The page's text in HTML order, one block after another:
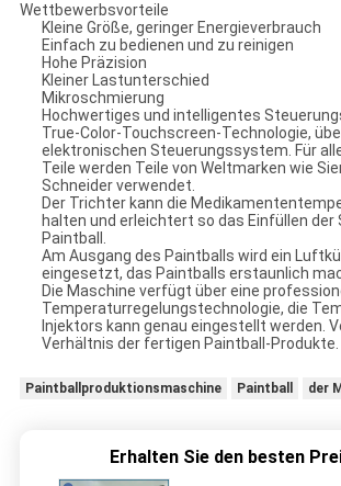
Wettbewerbsvorteile
Kleine Größe, geringer Energieverbrauch
Einfach zu bedienen und zu reinigen
Hohe Präzision
Kleiner Lastunterschied
Mikroschmierung
Hochwertiges und intelligentes
True-Color-Touchscreen-Technologie,
elektronischen Steuerungssystem. Für
Teile werden Teile von Weltmarken wie
Schneider verwendet.
Der Trichter kann die
halten und erleichtert so das Einfüllen der
Paintball.
Am Ausgang des Paintballs wird ein
eingesetzt, das Paintballs erstaunlich
Die Maschine verfügt über eine
Temperaturregelungstechnologie, die
Injektors kann genau eingestellt werden.
Verhältnis der fertigen Paintball-Produkte.
Paintballproduktionsmaschine Paintball der
Erhalten Sie den besten